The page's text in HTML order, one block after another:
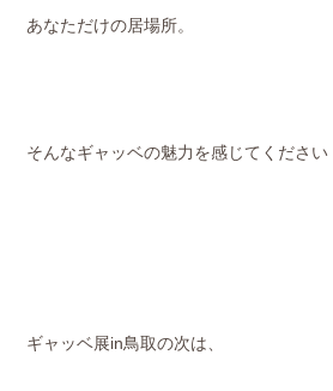
あなただけの居場所。
そんなギャッベの魅力を感じてください
ギャッベ展in鳥取の次は、